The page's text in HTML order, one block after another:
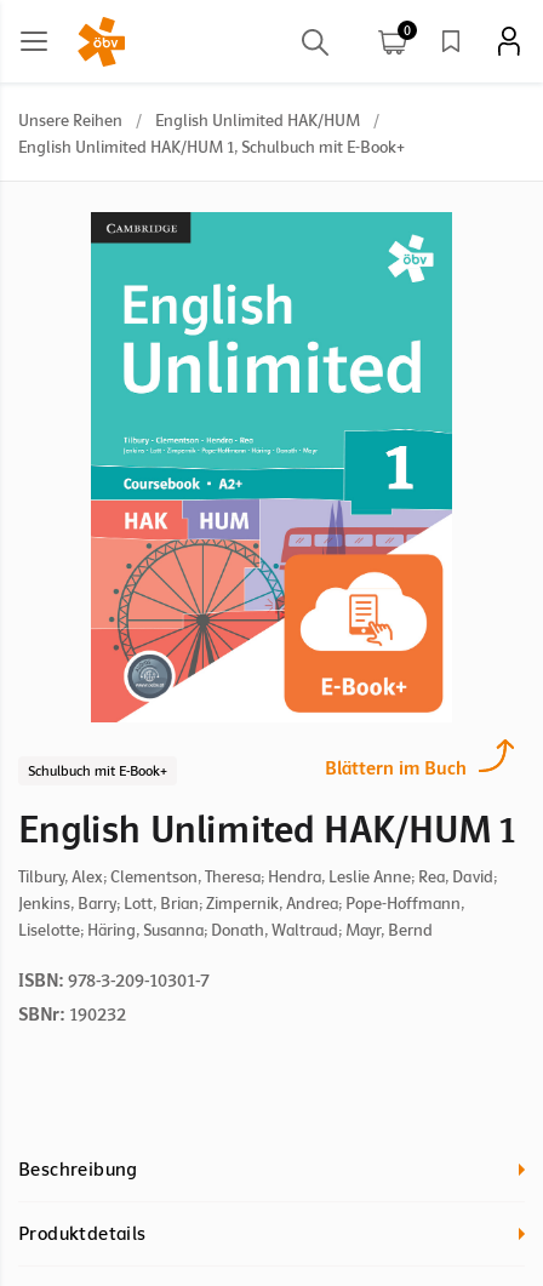
0
Unsere Reihen / English Unlimited HAK/HUM
/
English Unlimited HAK/HUM 1, Schulbuch mit E-Book+
Blättern im Buch
Schulbuch mit E-Book+
English Unlimited HAK/HUM 1
Tilbury, Alex; Clementson, Theresa; Hendra, Leslie Anne; Rea, David;
Jenkins, Barry; Lott, Brian; Zimpernik, Andrea; Pope-Hoffmann,
Liselotte; Häring, Susanna; Donath, Waltraud; Mayr, Bernd
ISBN: 978-3-209-10301-7
SBNr: 190232
Beschreibung
Produktdetails